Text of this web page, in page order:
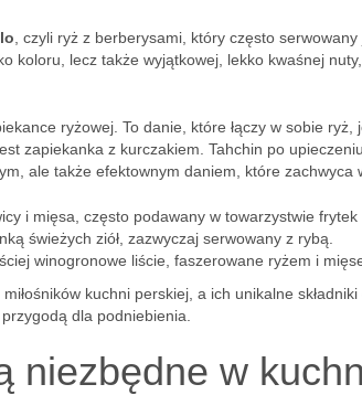
, czyli ryż z berberysami, który często
koloru, lecz także wyjątkowej, lekko kwaśnej
ryżowej. To danie, które łączy w sobie
zapiekanka z kurczakiem. Tahchin po
ale także efektownym daniem, które zachwyca
i mięsa, często podawany w towarzystwie frytek
świeżych ziół, zazwyczaj serwowany z rybą.
winogronowe liście, faszerowane ryżem i
kuchni perskiej, a ich unikalne
dla podniebienia.
niezbędne w